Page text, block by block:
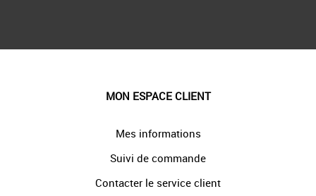
MON ESPACE CLIENT
Mes informations
Suivi de commande
Contacter le service client